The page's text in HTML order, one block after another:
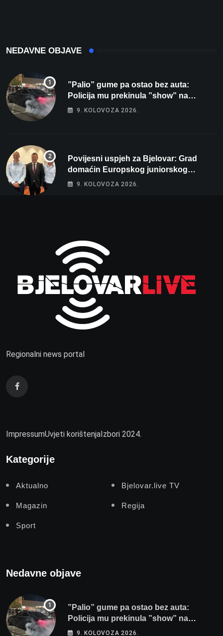
NEDAVNE OBJAVE
”Palio” gume pa ostao bez auta:
Policija mu prekinula ”show” na
parkingu u Bjelovaru
9. KOLOVOZA 2026.
Povijesni uspjeh za Bjelovar: Grad
domaćin Europskog juniorskog
prvenstva u plivanju 2027!
9. KOLOVOZA 2026.
Regionalni news portal
ImpressumUvjeti korištenjaIzbori 2024.
Kategorije
Aktualno Bjelovar.live TV
Magazin Regija
Sport
Nedavne objave
”Palio” gume pa ostao bez auta:
Policija mu prekinula ”show” na
parkingu u Bjelovaru
9. KOLOVOZA 2026.